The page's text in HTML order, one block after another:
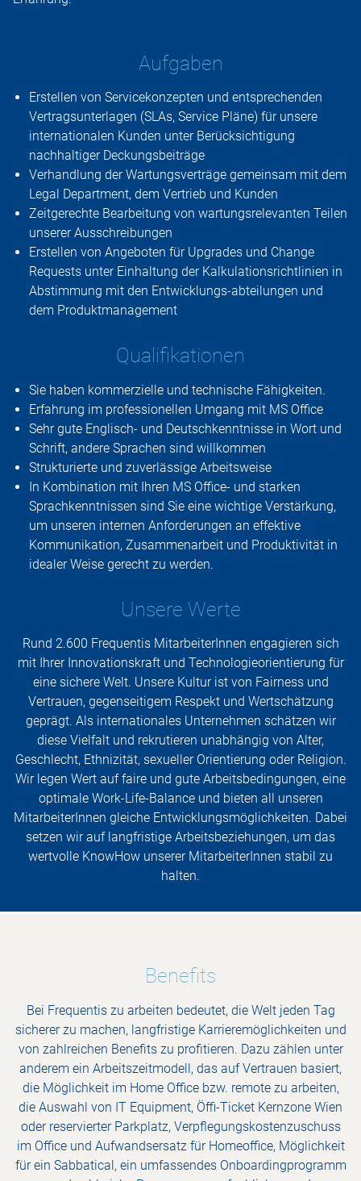
Aufgaben
Erstellen von Servicekonzepten und entsprechenden
Vertragsunterlagen (SLAs, Service Pläne) für unsere
internationalen Kunden unter Berücksichtigung
nachhaltiger Deckungsbeiträge
Verhandlung der Wartungsverträge gemeinsam mit dem
Legal Department, dem Vertrieb und Kunden
Zeitgerechte Bearbeitung von wartungsrelevanten Teilen
unserer Ausschreibungen
Erstellen von Angeboten für Upgrades und Change
Requests unter Einhaltung der Kalkulationsrichtlinien in
Abstimmung mit den Entwicklungs-abteilungen und
dem Produktmanagement
Qualifikationen
Sie haben kommerzielle und technische Fähigkeiten.
Erfahrung im professionellen Umgang mit MS Office
Sehr gute Englisch- und Deutschkenntnisse in Wort und
Schrift, andere Sprachen sind willkommen
Strukturierte und zuverlässige Arbeitsweise
In Kombination mit Ihren MS Office- und starken
Sprachkenntnissen sind Sie eine wichtige Verstärkung,
um unseren internen Anforderungen an effektive
Kommunikation, Zusammenarbeit und Produktivität in
idealer Weise gerecht zu werden.
Unsere Werte
Rund 2.600 Frequentis MitarbeiterInnen engagieren sich
mit Ihrer Innovationskraft und Technologieorientierung für
eine sichere Welt. Unsere Kultur ist von Fairness und
Vertrauen, gegenseitigem Respekt und Wertschätzung
geprägt. Als internationales Unternehmen schätzen wir
diese Vielfalt und rekrutieren unabhängig von Alter,
Geschlecht, Ethnizität, sexueller Orientierung oder Religion.
Wir legen Wert auf faire und gute Arbeitsbedingungen, eine
optimale Work-Life-Balance und bieten all unseren
MitarbeiterInnen gleiche Entwicklungsmöglichkeiten. Dabei
setzen wir auf langfristige Arbeitsbeziehungen, um das
wertvolle KnowHow unserer MitarbeiterInnen stabil zu
halten.
Benefits
Bei Frequentis zu arbeiten bedeutet, die Welt jeden Tag
sicherer zu machen, langfristige Karrieremöglichkeiten und
von zahlreichen Benefits zu profitieren. Dazu zählen unter
anderem ein Arbeitszeitmodell, das auf Vertrauen basiert,
die Möglichkeit im Home Office bzw. remote zu arbeiten,
die Auswahl von IT Equipment, Öffi-Ticket Kernzone Wien
oder reservierter Parkplatz, Verpflegungskostenzuschuss
im Office und Aufwandsersatz für Homeoffice, Möglichkeit
für ein Sabbatical, ein umfassendes Onboardingprogramm